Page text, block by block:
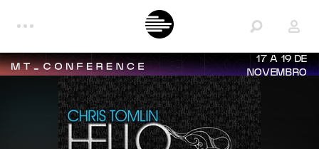
17 A 19 DE
NOVEMBRO